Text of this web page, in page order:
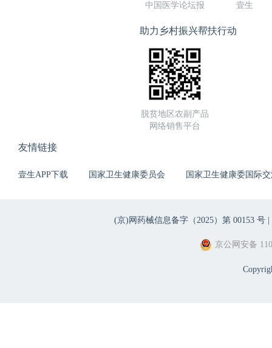
中国医学论坛报 壹生
助力乡村振兴帮扶行动
脱贫地区农副产品
网络销售平台
友情链接
壹生APP下载 国家卫生健康委员会 国家卫生健康委国际
(京)网药械信息备字（2025）第 00153 号 |
京公网安备